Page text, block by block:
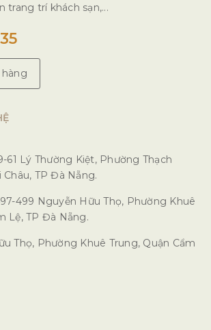
trang trí khách sạn,...
61 Lý Thường Kiệt, Phường Thạch
Châu, TP Đà Nẵng.
499 Nguyễn Hữu Thọ, Phường Khuê
Lệ, TP Đà Nẵng.
Thọ, Phường Khuê Trung, Quận Cẩm